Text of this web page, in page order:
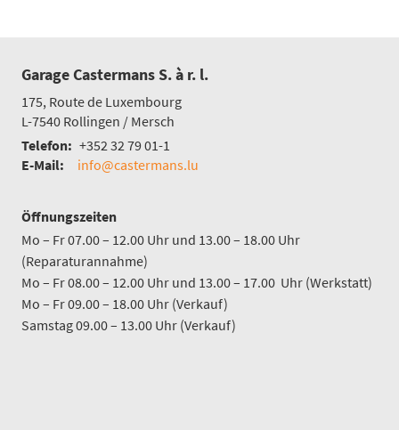
Garage Castermans S. à r. l.
175, Route de Luxembourg
L-7540 Rollingen / Mersch
Telefon: +352 32 79 01-1
E-Mail:
info@castermans.lu
Öffnungszeiten
Mo – Fr 07.00 – 12.00 Uhr und 13.00 – 18.00 Uhr
(Reparaturannahme)
Mo – Fr 08.00 – 12.00 Uhr und 13.00 – 17.00 Uhr (Werkstatt)
Mo – Fr 09.00 – 18.00 Uhr (Verkauf)
Samstag 09.00 – 13.00 Uhr (Verkauf)